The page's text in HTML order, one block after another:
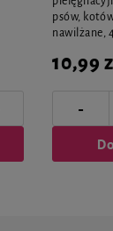
psów,
nawilżane,
10,99
-